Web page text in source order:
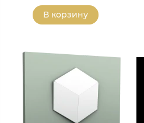
В корзину